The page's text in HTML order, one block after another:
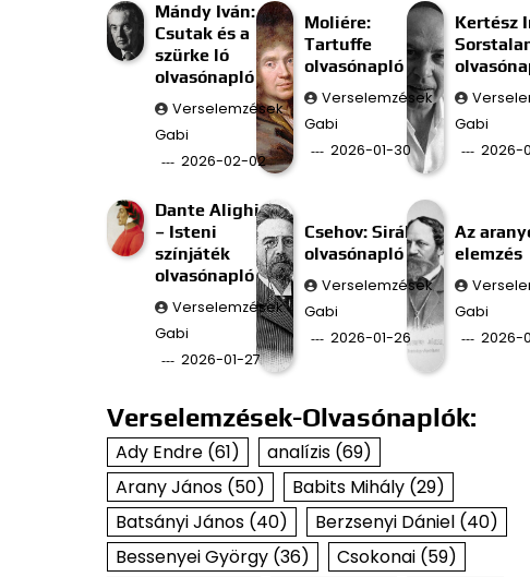
Mándy Iván:
Csutak és a
szürke ló
olvasónapló
Verselemzések
Gabi
2026-02-02
Moliére:
Tartuffe
olvasónapló
Verselemzések
Gabi
2026-01-30
Kertész
Gabi
2026-
Dante Alighieri
– Isteni
színjáték
olvasónapló
Verselemzések
Gabi
2026-01-27
Csehov: Sirály
olvasónapló
Verselemzések
Gabi
2026-01-26
Az
elemzés
Gabi
2026-
Verselemzések-Olvasónaplók:
Ady Endre(61) analízis(69)
Arany János(50) Babits Mihály(29)
Batsányi János(40) Berzsenyi Dániel(40)
Bessenyei György(36) Csokonai(59)